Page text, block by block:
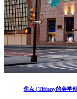
焦点 | Tiffany的美学